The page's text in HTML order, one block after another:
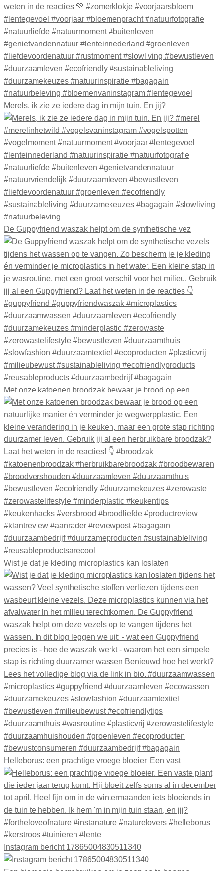
Merels, ik zie ze iedere dag in mijn tuin. En jij?
De Guppyfriend waszak helpt om de synthetische vez
Met onze katoenen broodzak bewaar je brood op een
Wist je dat je kleding microplastics kan loslaten
Helleborus: een prachtige vroege bloeier. Een vast
Instagram bericht 17865004830511340